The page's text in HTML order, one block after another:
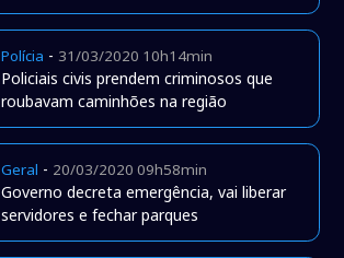
Polícia - 31/03/2020 10h14min
Policiais civis prendem criminosos que
roubavam caminhões na região
Geral - 20/03/2020 09h58min
Governo decreta emergência, vai liberar
servidores e fechar parques